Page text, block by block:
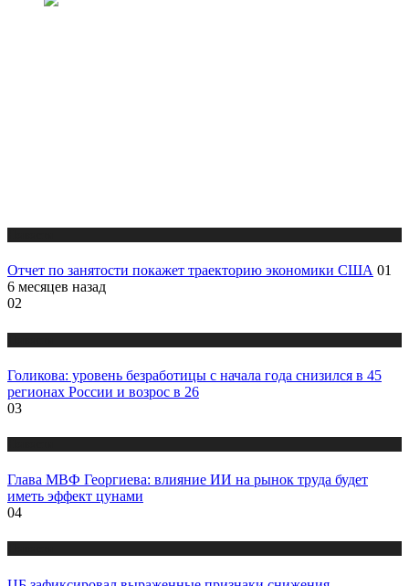
Отчет по занятости покажет траекторию экономики США 01
6 месяцев назад
02
Голикова: уровень безработицы с начала года снизился в 45
регионах России и возрос в 26
03
Глава МВФ Георгиева: влияние ИИ на рынок труда будет
иметь эффект цунами
04